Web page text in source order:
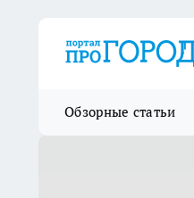
Обзорные статьи